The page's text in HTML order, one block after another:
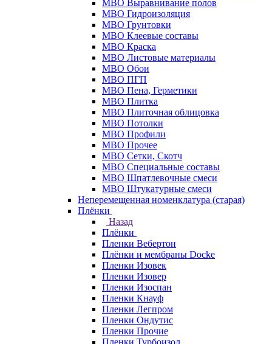
МВО Выравнивание полов
МВО Гидроизоляция
МВО Грунтовки
МВО Клеевые составы
МВО Краска
МВО Листовые материалы
МВО Обои
МВО ПГП
МВО Пена, Герметики
МВО Плитка
МВО Плиточная облицовка
МВО Потолки
МВО Профили
МВО Прочее
МВО Сетки, Скотч
МВО Специальные составы
МВО Шпатлевочные смеси
МВО Штукатурные смеси
Неперемещенная номенклатура (старая)
Плёнки
Назад
Плёнки
Пленки Вебертон
Плёнки и мембраны Docke
Пленки Изовек
Пленки Изовер
Пленки Изоспан
Пленки Кнауф
Пленки Легпром
Пленки Ондутис
Пленки Прочие
Пленки Турбоизол